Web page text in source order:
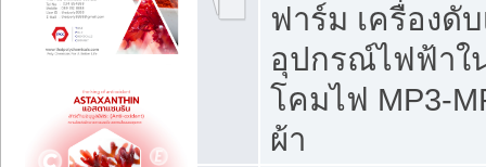
ฟาร์ม เครื่องดั
อุปกรณ์ไฟฟ้าใ
โคมไฟ MP3-
ผ้า